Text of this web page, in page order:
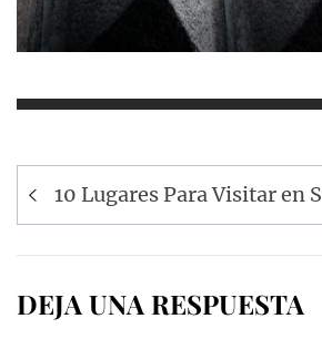
Navegación
de
10 Lugares Para Visitar en
DEJA UNA RESPUESTA